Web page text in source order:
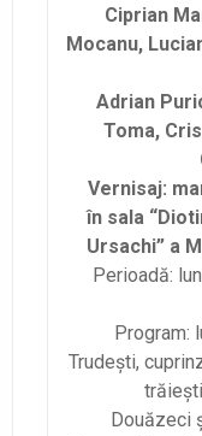
Ciprian
Mocanu,
Adrian
Toma,
Vernisaj:
în sala
Ursachi” a
Perioadă:
Program:
Trudeşti,
Douăzeci